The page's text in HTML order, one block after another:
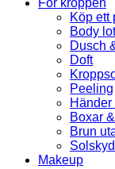
För kroppen
Köp ett
Body
Dusch
Doft
Peeling
Händer
Boxar
Brun
Makeup